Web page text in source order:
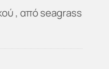
, από seagrass